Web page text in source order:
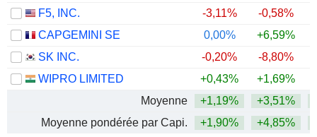
F5, INC.
-3,11% -0,58%
CAPGEMINI SE
0,00% +6,59%
SK INC.
-0,20% -8,80%
WIPRO LIMITED
+0,43% +1,69%
Moyenne
+1,19% +3,51%
Moyenne pondérée par Capi.
+1,90% +4,85%